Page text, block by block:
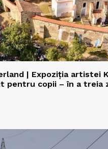
| Expoziţia artistei
pentru copii – în a treia